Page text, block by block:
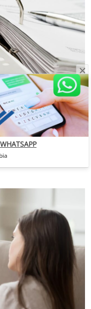
scolastici a